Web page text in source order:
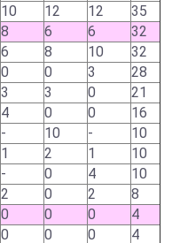
10 12 12
35
8 6 6
32
6 8 10
32
0 0 3
28
3 3 0
21
4 0 0
16
- 10 -
10
1 2 1
10
- 0 4
10
2 0 2
8
0 0 0
4
0 0 0
4